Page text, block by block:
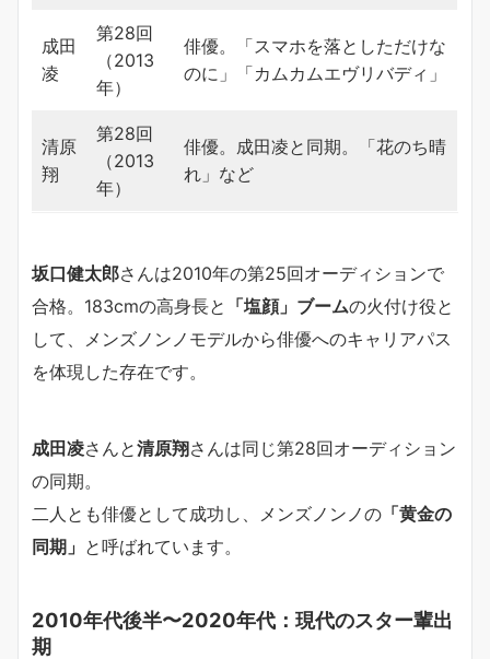
成田
凌
第28回
（2013
年）
俳優。「スマホを落としただけな
のに」「カムカムエヴリバディ」
清原
翔
第28回
（2013
年）
俳優。成田凌と同期。「花のち晴
れ」など
坂口健太郎さんは2010年の第25回オーディションで
合格。183cmの高身長と 「塩顔」ブームの火付け役と
して、メンズノンノモデルから俳優へのキャリアパス
を体現した存在です。
成田凌さんと清原翔さんは同じ第28回オーディション
の同期。
二人とも俳優として成功し、メンズノンノの 「黄金の
同期」 と呼ばれています。
2010年代後半〜2020年代：現代のスター輩出
期